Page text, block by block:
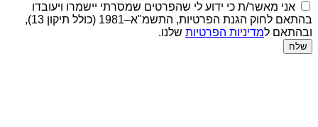
אני מאשר/ת כי ידוע לי שהפרטים שמסרתי יישמרו ויעובדו
בהתאם לחוק הגנת הפרטיות, התשמ"א–1981 (כולל תיקון 13),
ובהתאם למדיניות הפרטיות שלנו.
שלח